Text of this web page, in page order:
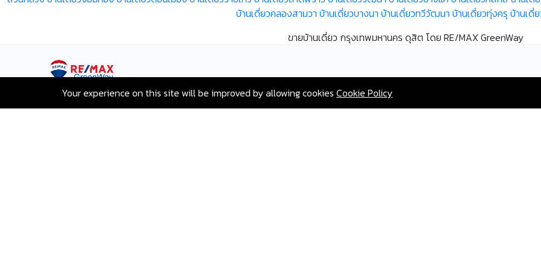
บ้านเดี่ยวคลองสามวา บ้านเดี่ยวบางนา บ้านเดี่ยวทวีวัฒนา บ้านเดี่ยวทุ่งครุ บ้านเดี่
ขายบ้านเดี่ยว กรุงเทพมหานคร ดุสิต โดย RE/MAX GreenWay
เลขที่ 80 ซอยสุขุมวิท 117 ถนนสุขุมวิท
Your experience on this site will be improved by allowing cookies Cookie Policy